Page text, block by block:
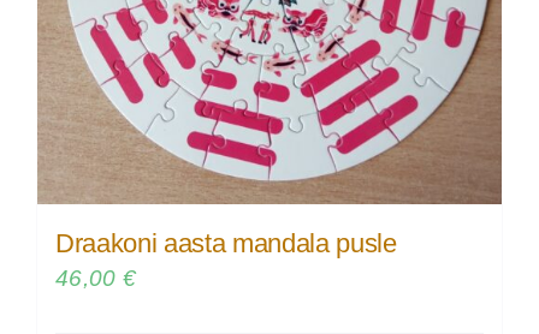
Draakoni aasta mandala pusle
46,00 €